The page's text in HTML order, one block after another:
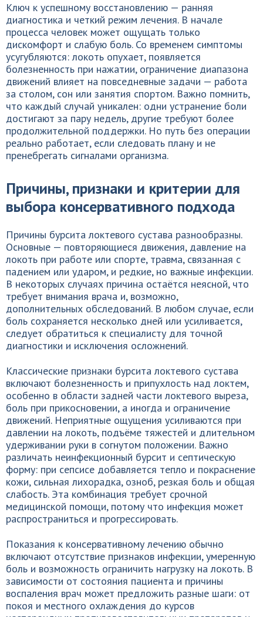
Ключ к успешному восстановлению — ранняя
диагностика и четкий режим лечения. В начале
процесса человек может ощущать только
дискомфорт и слабую боль. Со временем симптомы
усугубляются: локоть опухает, появляется
болезненность при нажатии, ограничение диапазона
движений влияет на повседневные задачи — работа
за столом, сон или занятия спортом. Важно помнить,
что каждый случай уникален: одни устранение боли
достигают за пару недель, другие требуют более
продолжительной поддержки. Но путь без операции
реально работает, если следовать плану и не
пренебрегать сигналами организма.
Причины, признаки и критерии для
выбора консервативного подхода
Причины бурсита локтевого сустава разнообразны.
Основные — повторяющиеся движения, давление на
локоть при работе или спорте, травма, связанная с
падением или ударом, и редкие, но важные инфекции.
В некоторых случаях причина остаётся неясной, что
требует внимания врача и, возможно,
дополнительных обследований. В любом случае, если
боль сохраняется несколько дней или усиливается,
следует обратиться к специалисту для точной
диагностики и исключения осложнений.
Классические признаки бурсита локтевого сустава
включают болезненность и припухлость над локтем,
особенно в области задней части локтевого выреза,
боль при прикосновении, а иногда и ограничение
движений. Неприятные ощущения усиливаются при
давлении на локоть, подъёме тяжестей и длительном
удерживании руки в согнутом положении. Важно
различать неинфекционный бурсит и септическую
форму: при сепсисе добавляется тепло и покраснение
кожи, сильная лихорадка, озноб, резкая боль и общая
слабость. Эта комбинация требует срочной
медицинской помощи, потому что инфекция может
распространиться и прогрессировать.
Показания к консервативному лечению обычно
включают отсутствие признаков инфекции, умеренную
боль и возможность ограничить нагрузку на локоть. В
зависимости от состояния пациента и причины
воспаления врач может предложить разные шаги: от
покоя и местного охлаждения до курсов